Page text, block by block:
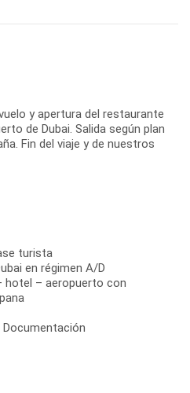
y apertura del restaurante
de Dubai. Salida según plan
Fin del viaje y de nuestros
turista
en régimen A/D
hotel – aeropuerto con
Documentación